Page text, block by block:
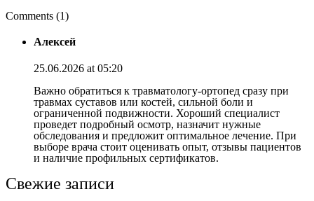
Comments (1)
Алексей
25.06.2026 at 05:20
Важно обратиться к травматологу-ортопед сразу при
травмах суставов или костей, сильной боли и
ограниченной подвижности. Хороший специалист
проведет подробный осмотр, назначит нужные
обследования и предложит оптимальное лечение. При
выборе врача стоит оценивать опыт, отзывы пациентов
и наличие профильных сертификатов.
Свежие записи